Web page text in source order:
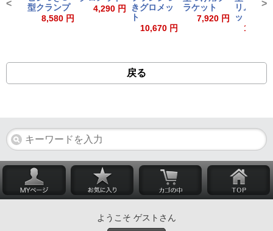
型クランプ
8,580 円
4,290 円
きグロメッ
ト
10,670 円
ラケット
7,920 円
リムブラ
ット
15,730
< >
戻る
ようこそ ゲストさん